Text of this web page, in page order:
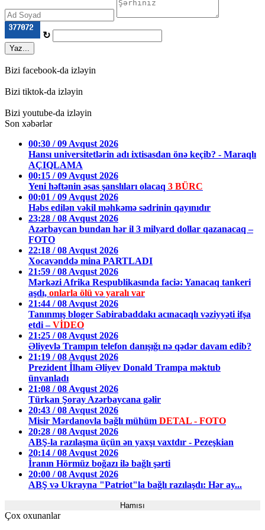
↻
Yaz...
Bizi facebook-da izləyin
Bizi tiktok-da izləyin
Bizi youtube-da izləyin
Son xəbərlər
00:30 / 09 Avqust 2026
Hansı universitetlərin adı ixtisasdan önə keçib? - Maraqlı
AÇIQLAMA
00:15 / 09 Avqust 2026
Yeni həftənin əsas şanslıları olacaq 3 BÜRC
00:01 / 09 Avqust 2026
Həbs edilən vəkil məhkəmə sədrinin qayınıdır
23:28 / 08 Avqust 2026
Azərbaycan bundan hər il 3 milyard dollar qazanacaq –
FOTO
22:18 / 08 Avqust 2026
Xocavənddə mina PARTLADI
21:59 / 08 Avqust 2026
Mərkəzi Afrika Respublikasında faciə: Yanacaq tankeri
aşdı, onlarla ölü və yaralı var
21:44 / 08 Avqust 2026
Tanınmış bloger Sabirabaddakı acınacaqlı vəziyyəti ifşa
etdi –VİDEO
21:25 / 08 Avqust 2026
Əliyevlə Trampın telefon danışığı nə qədər davam edib?
21:19 / 08 Avqust 2026
Prezident İlham Əliyev Donald Trampa məktub
ünvanladı
21:08 / 08 Avqust 2026
Türkan Şoray Azərbaycana gəlir
20:43 / 08 Avqust 2026
Misir Mərdanovla bağlı mühüm DETAL - FOTO
20:28 / 08 Avqust 2026
ABŞ-la razılaşma üçün ən yaxşı vaxtdır - Pezeşkian
20:14 / 08 Avqust 2026
İranın Hörmüz boğazı ilə bağlı şərti
20:00 / 08 Avqust 2026
ABŞ və Ukrayna "Patriot"la bağlı razılaşdı: Hər ay...
Hamısı
Çox oxunanlar